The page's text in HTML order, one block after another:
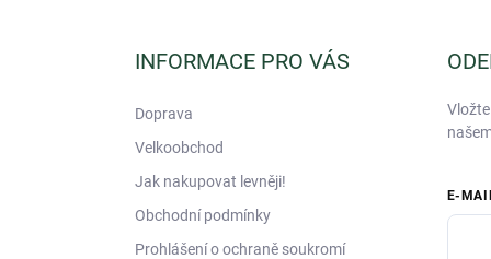
INFORMACE PRO VÁS
Doprava
Velkoobchod
Jak nakupovat levněji!
Obchodní podmínky
Prohlášení o ochraně soukromí
E-